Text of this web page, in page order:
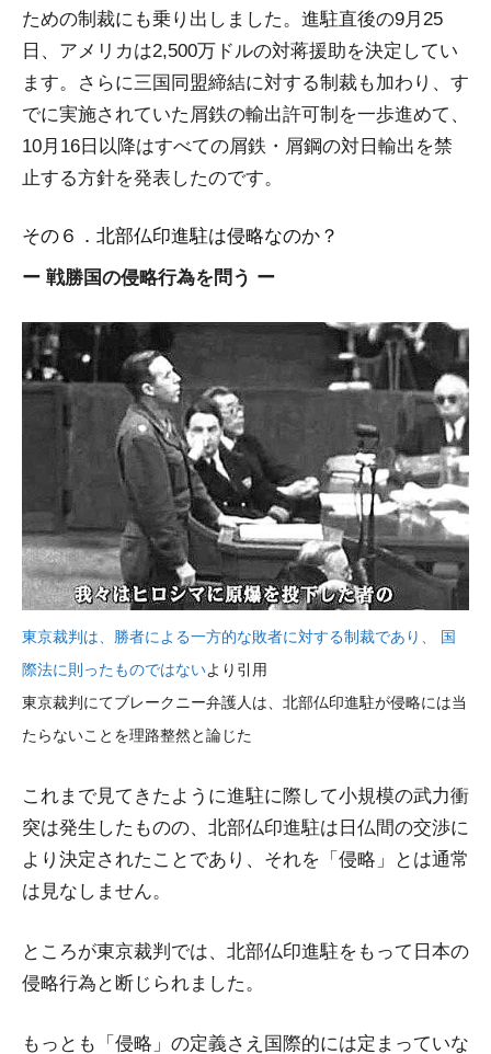
ための制裁にも乗り出しました。進駐直後の9月25
日、アメリカは2,500万ドルの対蒋援助を決定してい
ます。さらに三国同盟締結に対する制裁も加わり、す
でに実施されていた屑鉄の輸出許可制を一歩進めて、
10月16日以降はすべての屑鉄・屑鋼の対日輸出を禁
止する方針を発表したのです。
その６．北部仏印進駐は侵略なのか？
ー 戦勝国の侵略行為を問う ー
東京裁判は、勝者による一方的な敗者に対する制裁であり、 国
際法に則ったものではないより引用
東京裁判にてブレークニー弁護人は、北部仏印進駐が侵略には当
たらないことを理路整然と論じた
これまで見てきたように進駐に際して小規模の武力衝
突は発生したものの、北部仏印進駐は日仏間の交渉に
より決定されたことであり、それを「侵略」とは通常
は見なしません。
ところが東京裁判では、北部仏印進駐をもって日本の
侵略行為と断じられました。
もっとも「侵略」の定義さえ国際的には定まっていな